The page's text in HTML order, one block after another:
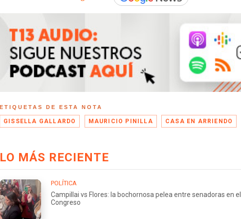
ETIQUETAS DE ESTA NOTA
GISSELLA GALLARDO MAURICIO PINILLA CASA EN ARRIENDO
LO MÁS RECIENTE
POLÍTICA
Campillai vs Flores: la bochornosa pelea entre senadoras en el
Congreso